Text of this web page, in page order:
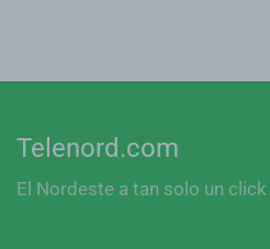
Telenord.com
El Nordeste a tan solo un click